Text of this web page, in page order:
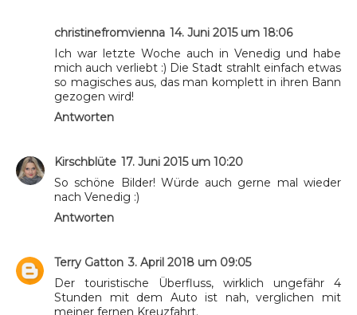
christinefromvienna 14. Juni 2015 um 18:06
Ich war letzte Woche auch in Venedig und habe
mich auch verliebt :) Die Stadt strahlt einfach etwas
so magisches aus, das man komplett in ihren Bann
gezogen wird!
Antworten
Kirschblüte 17. Juni 2015 um 10:20
So schöne Bilder! Würde auch gerne mal wieder
nach Venedig :)
Antworten
Terry Gatton 3. April 2018 um 09:05
Der touristische Überfluss, wirklich ungefähr 4
Stunden mit dem Auto ist nah, verglichen mit
meiner fernen Kreuzfahrt.